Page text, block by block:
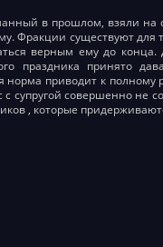
в прошлом, взяли
Фракции существуют для
верным ему до
праздника принято
приводит к полному
с супругой совершенно не
, которые